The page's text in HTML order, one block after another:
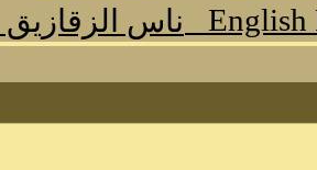
English ناس الزقازيق